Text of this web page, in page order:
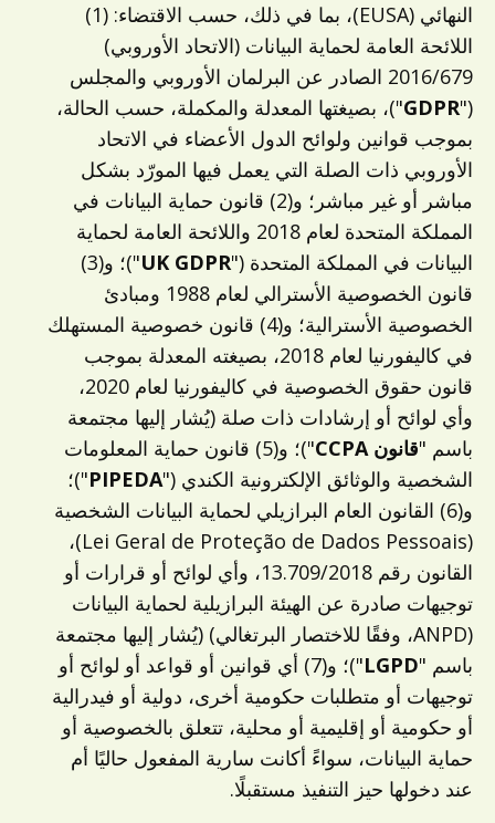
النهائي (EUSA)، بما في ذلك، حسب الاقتضاء: (1)
اللائحة العامة لحماية البيانات (الاتحاد الأوروبي)
2016/679 الصادر عن البرلمان الأوروبي والمجلس
("
GDPR")، بصيغتها المعدلة والمكملة، حسب الحالة،
بموجب قوانين ولوائح الدول الأعضاء في الاتحاد
الأوروبي ذات الصلة التي يعمل فيها المورّد بشكل
مباشر أو غير مباشر؛ و(2) قانون حماية البيانات في
المملكة المتحدة لعام 2018 واللائحة العامة لحماية
البيانات في المملكة المتحدة ("UK GDPR
")؛ و(3)
قانون الخصوصية الأسترالي لعام 1988 ومبادئ
الخصوصية الأسترالية؛ و(4) قانون خصوصية المستهلك
في كاليفورنيا لعام 2018، بصيغته المعدلة بموجب
قانون حقوق الخصوصية في كاليفورنيا لعام 2020،
وأي لوائح أو إرشادات ذات صلة (يُشار إليها مجتمعة
باسم "قانون CCPA
")؛ و(5) قانون حماية المعلومات
الشخصية والوثائق الإلكترونية الكندي ("PIPEDA")؛
و(6) القانون العام البرازيلي لحماية البيانات الشخصية
(Lei Geral de Proteção de Dados Pessoais)،
القانون رقم 13.709/2018، وأي لوائح أو قرارات أو
توجيهات صادرة عن الهيئة البرازيلية لحماية البيانات
(ANPD، وفقًا للاختصار البرتغالي) (يُشار إليها مجتمعة
باسم "LGPD
")؛ و(7) أي قوانين أو قواعد أو لوائح أو
توجيهات أو متطلبات حكومية أخرى، دولية أو فيدرالية
أو حكومية أو إقليمية أو محلية، تتعلق بالخصوصية أو
حماية البيانات، سواءً أكانت سارية المفعول حاليًا أم
عند دخولها حيز التنفيذ مستقبلًا.